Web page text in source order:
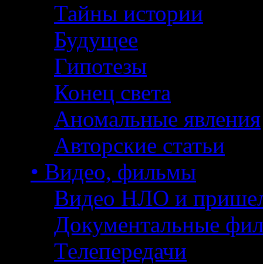
Тайны истории
Будущее
Гипотезы
Конец света
Аномальные явления
Авторские статьи
• Видео, фильмы
Видео НЛО и
Документальные
Телепередачи